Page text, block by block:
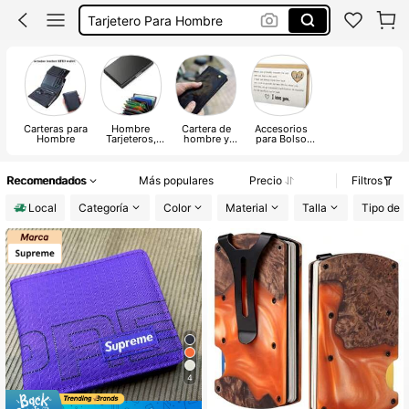
Tarjetero Para Hombre
Billeteras De Hombre De Cuero
Billeteras De Hombre
Carteras para
Hombre
Hombre
Tarjeteros,
para tarjeteros
Cartera de
hombre y
Accesorios
para Bolso
Recomendados Más populares Precio
Filtros
Local
Categoría Color Material Talla Tipo de
4